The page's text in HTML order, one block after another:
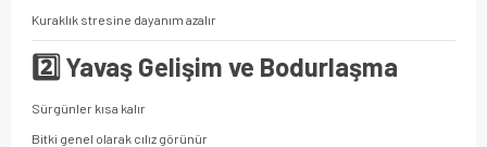
Kuraklık stresine dayanım azalır
2️⃣ Yavaş Gelişim ve Bodurlaşma
Sürgünler kısa kalır
Bitki genel olarak cılız görünür